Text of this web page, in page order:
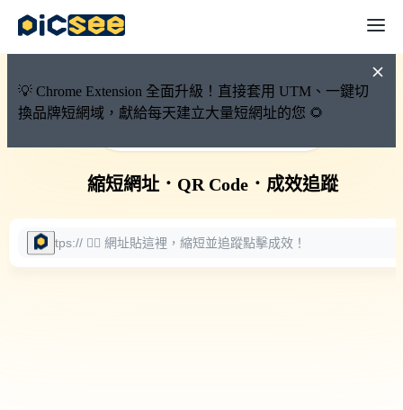
💡 Chrome Extension 全面升級！直接套用 UTM、一鍵切
換品牌短網域，獻給每天建立大量短網址的您 🌻
🚀 PicSee 短網址永久有效
縮短網址． QR Code． 成效追蹤